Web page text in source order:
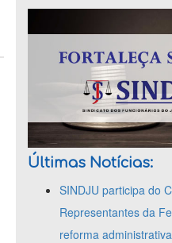
Últimas Notícias:
SINDJU participa do
Representantes da
reforma